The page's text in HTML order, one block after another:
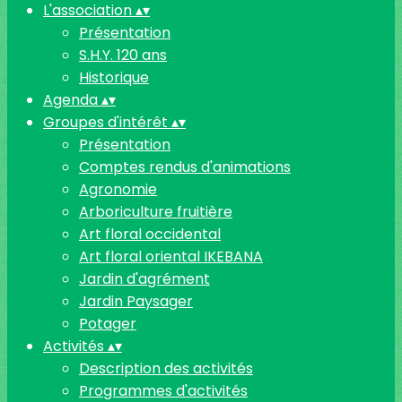
L'association▴▾
Présentation
S.H.Y. 120 ans
Historique
Agenda▴▾
Groupes d'intérêt ▴▾
Présentation
Comptes rendus d'animations
Agronomie
Arboriculture fruitière
Art floral occidental
Art floral oriental IKEBANA
Jardin d'agrément
Jardin Paysager
Potager
Activités▴▾
Description des activités
Programmes d'activités